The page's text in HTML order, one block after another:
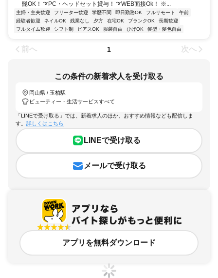
髭OK！ ➰PC・ヘッドセット貸与！ ➰WEB面接Ok！ ※...
主婦・主夫歓迎 フリーター歓迎 学歴不問 即日勤務OK フルリモート
午前
経験者歓迎
ネイルOK 残業なし 夕方 在宅OK ブランクOK
長期歓迎
フルタイム歓迎
シフト制 ピアスOK 服装自由 ひげOK 髪型・髪色自由
前へ 1 次へ
この条件の新着求人を受け取る
岡山県 / 玉柏駅
ビューティー・生活サービスすべて
「LINEで受け取る」では、新着求人のほか、おすすめ情報なども配信しま
す。 詳しくはこちら
LINEで受け取る
メールで受け取る
アプリを無料ダウンロード